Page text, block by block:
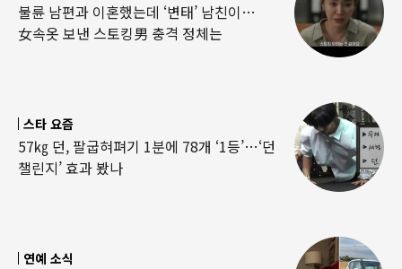
불륜 남편과 이혼했는데 ‘변태’ 남친이…
女속옷 보낸 스토킹男 충격 정체는
스타 요즘
57㎏ 던, 팔굽혀펴기 1분에 78개 ‘1등’…‘던
챌린지’ 효과 봤나
연예 소식